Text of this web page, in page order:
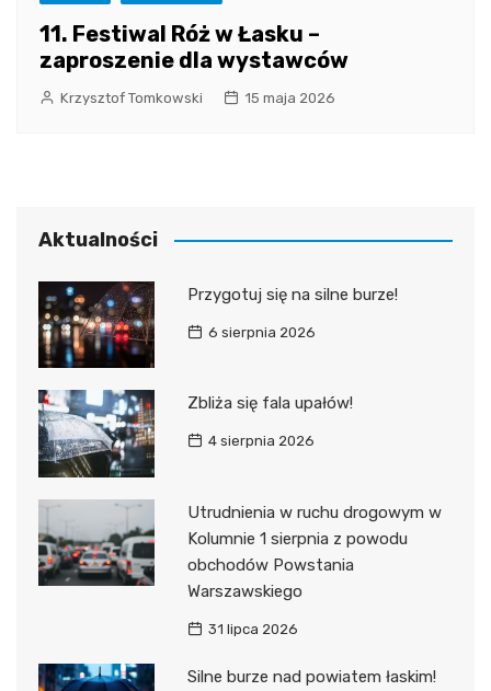
11. Festiwal Róż w Łasku –
zaproszenie dla wystawców
Krzysztof Tomkowski 15 maja 2026
Aktualności
Przygotuj się na silne burze!
6 sierpnia 2026
Zbliża się fala upałów!
4 sierpnia 2026
Utrudnienia w ruchu drogowym w
Kolumnie 1 sierpnia z powodu
obchodów Powstania
Warszawskiego
31 lipca 2026
Silne burze nad powiatem łaskim!